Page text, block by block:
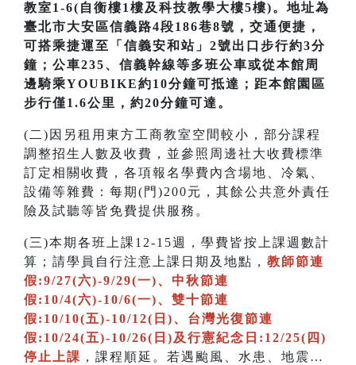
教室1-6(自衡樓1樓及科技教學大樓5樓)。地址為
臺北市大安區信義路4段186巷8號，交通便捷，
可搭乘捷運至「信義安和站」2號出口步行約3分
鐘；公車235、信義幹線等多班公車或從本館周
邊騎乘YOUBIKE約10分鐘可抵達；距本館園區
步行僅1.6公里，約20分鐘可達。
(二)因另租用東方工商教室空間較小，部分課程
調整招生人數及收費，並參照周邊社大收費標準
訂定相關收費，各項報名學費內含場地、冷氣、
設備等雜費：每期(門)200元，其餘公共意外責任
險及試聽等皆免費提供服務。
(三)本期各班上課12-15週，學費皆按上課週數計
算；請學員自行注意上課日期及地點， 教師節連
假:9/27(六)-9/29(一)、中秋節連
假:10/4(六)-10/6(一)、雙十節連
假:10/10(五)-10/12(日)、台灣光復節連
假:10/24(五)-10/26(日)及行憲紀念日:12/25(四)
停止上課 ，課程順延。若遇颱風、水患、地震…